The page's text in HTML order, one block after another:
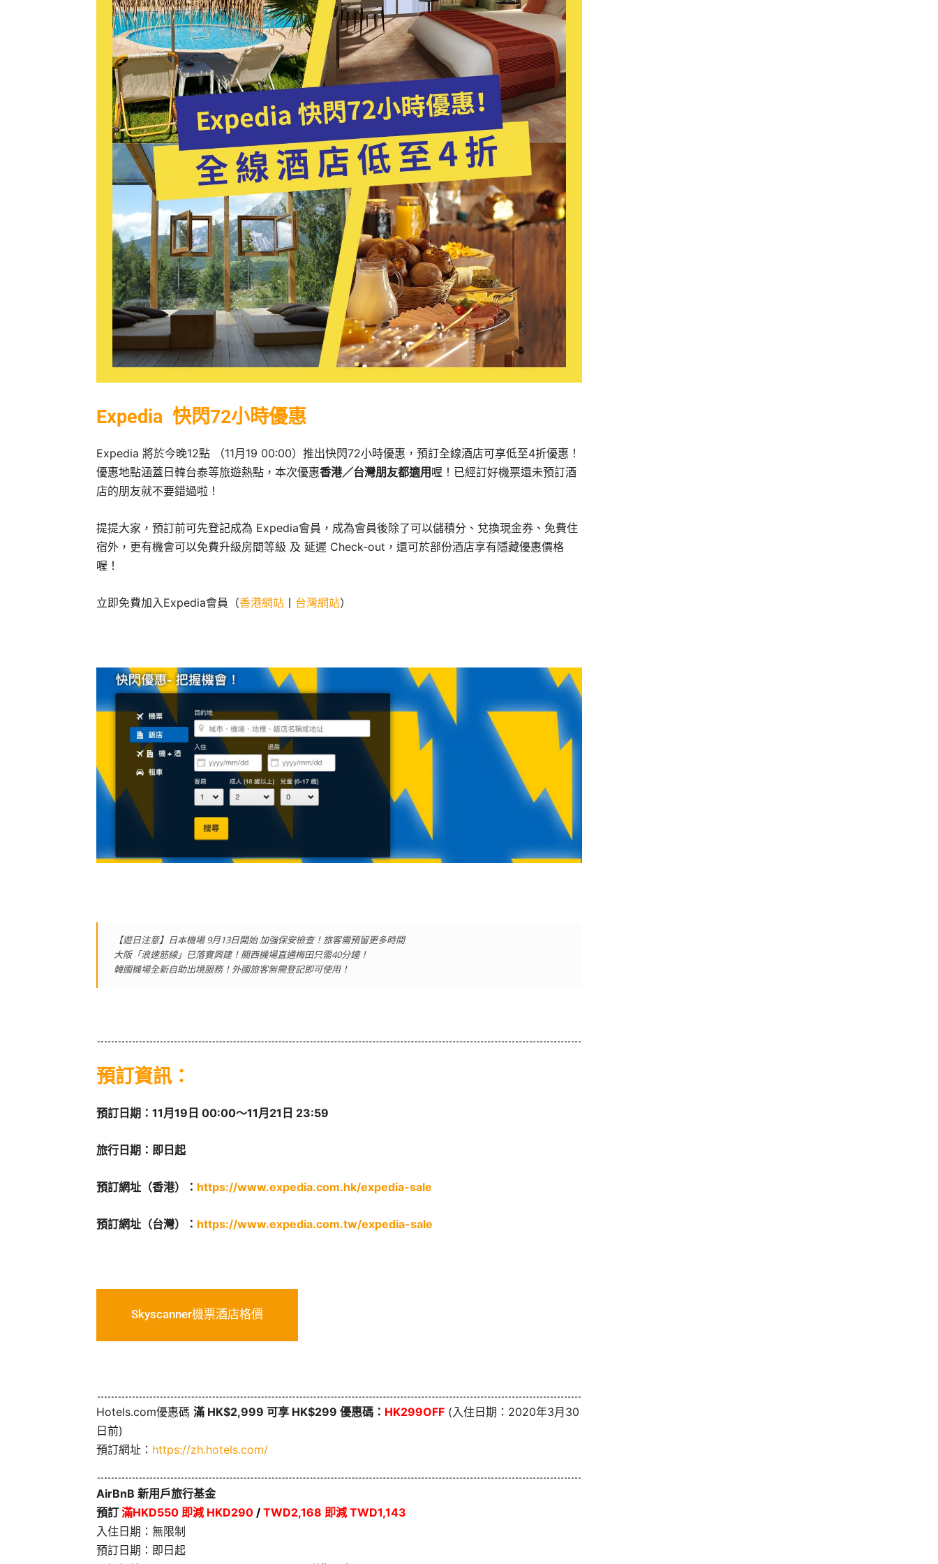
Expedia 快閃72小時優惠
Expedia 將於今晚12點 （11月19 00:00）推出快閃72小時優惠，預訂全線酒店可享低至4折優惠！
優惠地點涵蓋日韓台泰等旅遊熱點，本次優惠香港／台灣朋友都適用 喔！已經訂好機票還未預訂酒
店的朋友就不要錯過啦！
提提大家，預訂前可先登記成為 Expedia會員，成為會員後除了可以儲積分、兌換現金券、免費住
宿外，更有機會可以免費升級房間等級 及 延遲 Check-out，還可於部份酒店享有隱藏優惠價格
喔！
立即免費加入Expedia會員（香港網站 台灣網站）
【遊日注意】日本機場 9月13日開始 加強保安檢查！旅客需預留更多時間
大阪「浪速筋線」已落實興建！關西機場直通梅田只需40分鐘！
韓國機場全新自助出境服務！外國旅客無需登記即可使用！
預訂資訊：
預訂日期：11月19日 00:00～11月21日 23:59
旅行日期：即日起
預訂網址（香港）： https://www.expedia.com.hk/expedia-sale
預訂網址（台灣）： https://www.expedia.com.tw/expedia-sale
Skyscanner機票酒店格價
Hotels.com優惠碼 滿 HK$2,999 可享 HK$299 優惠碼： HK299OFF (入住日期：2020年3月30
日前)
預訂網址： https://zh.hotels.com/
AirBnB 新用戶旅行基金
預訂 滿HKD550 即減 HKD290 / TWD2,168 即減 TWD1,143
入住日期：無限制
預訂日期：即日起